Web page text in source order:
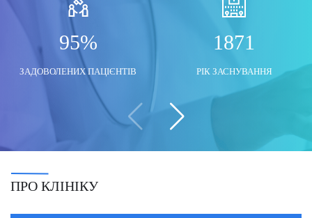
Моше Інбар (Moshe Inbar)
Моше Паппа (Moshe Pappa)
Мустафа Оздоган (Mustafa Ozdogan)
Озкан Їлдиз (Ozkan Yildiz)
Саваш Туна (Savas Tuna)
Серкан Кескін (Serkan Keskin)
Серкан Ерканлі (Serkan Erkanli)
Шимон Маймон (Shimon Maimon)
Шломи Константини (Shlomi Constantini)
Шломо Давидович (Shlomo Davidovich)
Саліх Марангоз (Salih Marangoz)
Сегев Ейтан (Segev Eitan)
Халук Чабук (Haluk Cabuk)
95%
ЗАДОВОЛЕНИХ ПАЦІЄНТІВ
1871
РІК ЗАСНУВАННЯ
ПРО КЛІНІКУ